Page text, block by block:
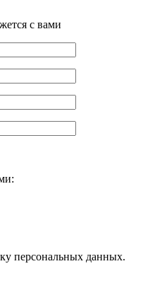
с вами
персональных данных.